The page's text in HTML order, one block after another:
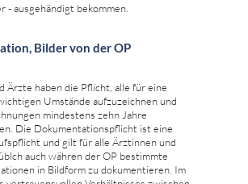
- ausgehändigt bekommen.
Bilder von der OP
Ärzte haben die Pflicht, alle für eine
Umstände aufzuzeichnen und
mindestens zehn Jahre
Die Dokumentationspflicht ist eine
und gilt für alle Ärztinnen und
auch währen der OP bestimmte
in Bildform zu dokumentieren. Im